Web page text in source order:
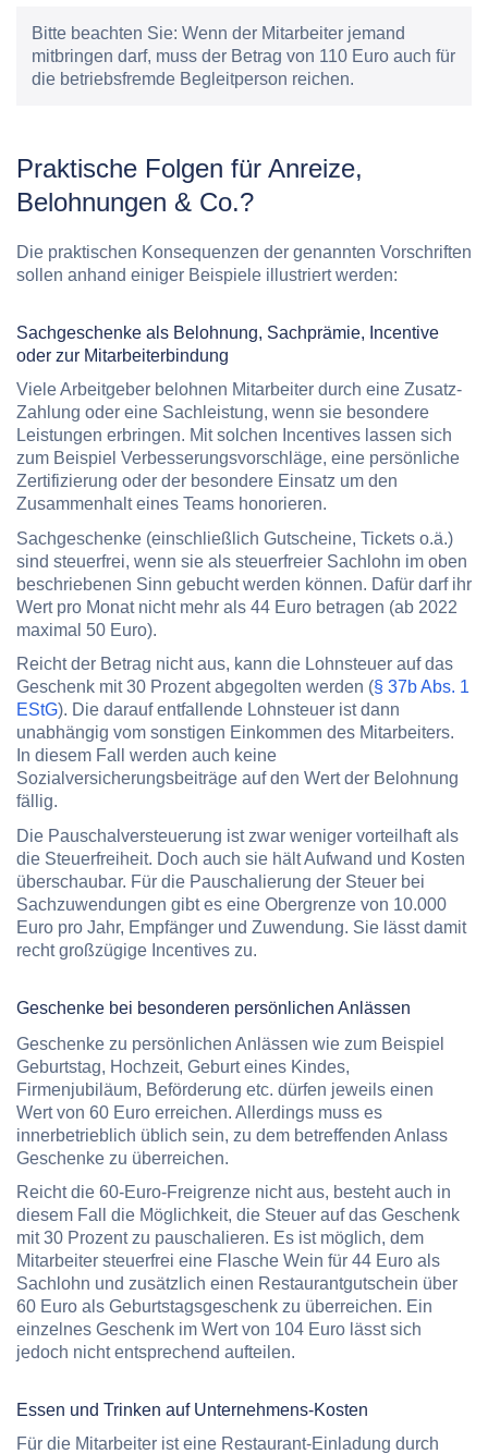
Bitte beachten Sie: Wenn der Mitarbeiter jemand
mitbringen darf, muss der Betrag von 110 Euro auch für
die betriebsfremde Begleitperson reichen.
Praktische Folgen für Anreize,
Belohnungen & Co.?
Die praktischen Konsequenzen der genannten Vorschriften
sollen anhand einiger Beispiele illustriert werden:
Sachgeschenke als Belohnung, Sachprämie, Incentive
oder zur Mitarbeiterbindung
Viele Arbeitgeber belohnen Mitarbeiter durch eine Zusatz-
Zahlung oder eine Sachleistung, wenn sie besondere
Leistungen erbringen. Mit solchen Incentives lassen sich
zum Beispiel Verbesserungsvorschläge, eine persönliche
Zertifizierung oder der besondere Einsatz um den
Zusammenhalt eines Teams honorieren.
Sachgeschenke (einschließlich Gutscheine, Tickets o.ä.)
sind steuerfrei, wenn sie als steuerfreier Sachlohn im oben
beschriebenen Sinn gebucht werden können. Dafür darf ihr
Wert pro Monat nicht mehr als 44 Euro betragen (ab 2022
maximal 50 Euro).
Reicht der Betrag nicht aus, kann die Lohnsteuer auf das
Geschenk mit 30 Prozent abgegolten werden (§ 37b Abs. 1
EStG). Die darauf entfallende Lohnsteuer ist dann
unabhängig vom sonstigen Einkommen des Mitarbeiters.
In diesem Fall werden auch keine
Sozialversicherungsbeiträge auf den Wert der Belohnung
fällig.
Die Pauschalversteuerung ist zwar weniger vorteilhaft als
die Steuerfreiheit. Doch auch sie hält Aufwand und Kosten
überschaubar. Für die Pauschalierung der Steuer bei
Sachzuwendungen gibt es eine Obergrenze von 10.000
Euro pro Jahr, Empfänger und Zuwendung. Sie lässt damit
recht großzügige Incentives zu.
Geschenke bei besonderen persönlichen Anlässen
Geschenke zu persönlichen Anlässen wie zum Beispiel
Geburtstag, Hochzeit, Geburt eines Kindes,
Firmenjubiläum, Beförderung etc. dürfen jeweils einen
Wert von 60 Euro erreichen. Allerdings muss es
innerbetrieblich üblich sein, zu dem betreffenden Anlass
Geschenke zu überreichen.
Reicht die 60-Euro-Freigrenze nicht aus, besteht auch in
diesem Fall die Möglichkeit, die Steuer auf das Geschenk
mit 30 Prozent zu pauschalieren. Es ist möglich, dem
Mitarbeiter steuerfrei eine Flasche Wein für 44 Euro als
Sachlohn und zusätzlich einen Restaurantgutschein über
60 Euro als Geburtstagsgeschenk zu überreichen. Ein
einzelnes Geschenk im Wert von 104 Euro lässt sich
jedoch nicht entsprechend aufteilen.
Essen und Trinken auf Unternehmens-Kosten
Für die Mitarbeiter ist eine Restaurant-Einladung durch